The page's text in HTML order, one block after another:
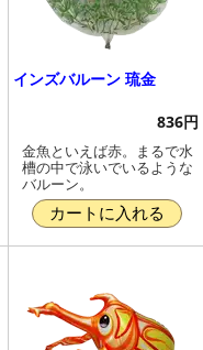
インズバルーン 琉金
836円
金魚といえば赤。まるで水
槽の中で泳いでいるような
バルーン。
カートに入れる